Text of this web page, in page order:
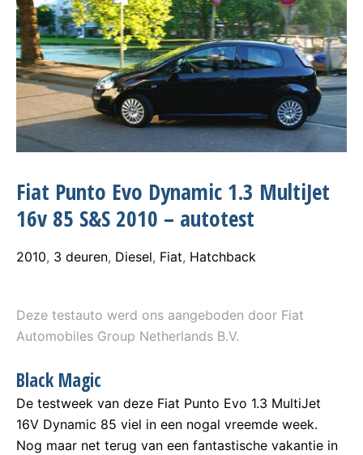
Fiat Punto Evo Dynamic 1.3 MultiJet
16v 85 S&S 2010 – autotest
2010, 3 deuren, Diesel, Fiat, Hatchback
Deze testauto werd ons aangeboden door Fiat
Automobiles Group Netherlands B.V.
Black Magic
De testweek van deze Fiat Punto Evo 1.3 MultiJet
16V Dynamic 85 viel in een nogal vreemde week.
Nog maar net terug van een fantastische vakantie in